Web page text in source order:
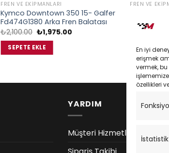
En iyi
erişmek
vermek,
özellikleri
İstatistik
FREN VE EKIPMANLARI
Kymco Downtown 350 15- Galfer
Fd474G1380 Arka Fren Balatası
₺2,100.00 Orijinal
fiyat:
₺2,100.00.
₺1,975.00Şu
SEPETE EKLE
FREN VE
Ön Fren
1,633.00
SEPETE
YARDIM
Müşteri Hizmetleri